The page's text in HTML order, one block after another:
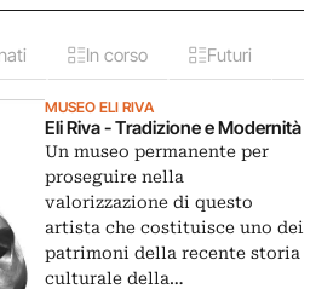
In corso Futuri
MUSEO ELI RIVA
Eli Riva - Tradizione e Modernità
Un museo permanente per
proseguire nella
valorizzazione di questo
artista che costituisce uno dei
patrimoni della recente storia
culturale della…